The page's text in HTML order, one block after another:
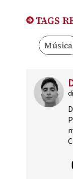
TAGS
Música